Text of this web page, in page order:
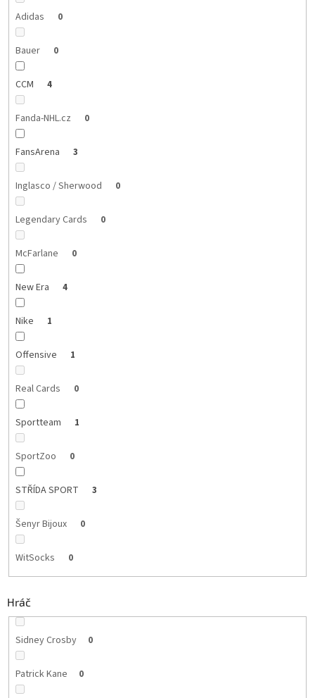
Adidas 0
Bauer 0
CCM 4
Fanda-NHL.cz 0
FansArena 3
Inglasco / Sherwood 0
Legendary Cards 0
McFarlane 0
New Era 4
Nike 1
Offensive 1
Real Cards 0
Sportteam 1
SportZoo 0
STŘÍDA SPORT 3
Šenyr Bijoux 0
WitSocks 0
Hráč
Sidney Crosby 0
Patrick Kane 0